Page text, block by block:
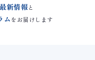
最新情報と
ム をお届けします